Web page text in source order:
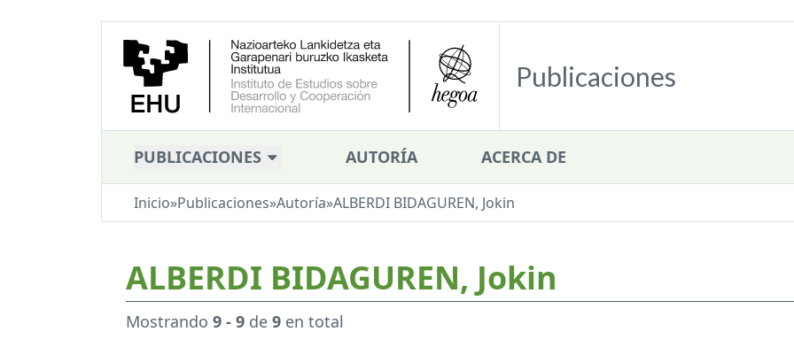
Publicaciones
PUBLICACIONES AUTORÍA ACERCA DE
Inicio»Publicaciones»Autoría»ALBERDI BIDAGUREN, Jokin
ALBERDI BIDAGUREN, Jokin
Mostrando 9 - 9 de 9 en total